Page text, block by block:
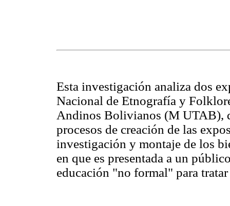
Esta investigación analiza dos
Nacional de Etnografía y
Andinos Bolivianos (M UTAB),
procesos de creación de las
investigación y montaje de los
en que es presentada a un
educación "no formal" para